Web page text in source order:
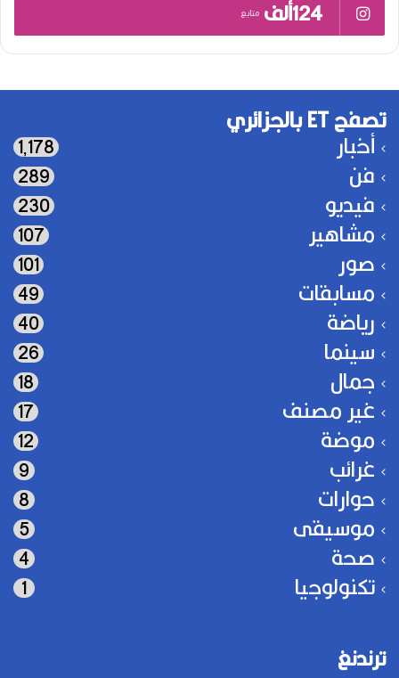
124ألف متابع
تصفح ET بالجزائري
أخبار 1٬178
فن 289
فيديو 230
مشاهير 107
صور 101
مسابقات 49
رياضة 40
سينما 26
جمال 18
غير مصنف 17
موضة 12
غرائب 9
حوارات 8
موسيقى 5
صحة 4
تكنولوجيا 1
ترندنغ